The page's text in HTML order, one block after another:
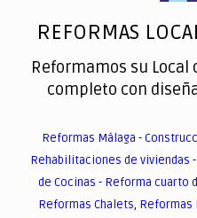
REFORMAS
Reformamos su Local
completo con
Reformas Málaga -
Rehabilitaciones de viviendas -
de Cocinas - Reforma cuarto
Reformas Chalets, Reformas